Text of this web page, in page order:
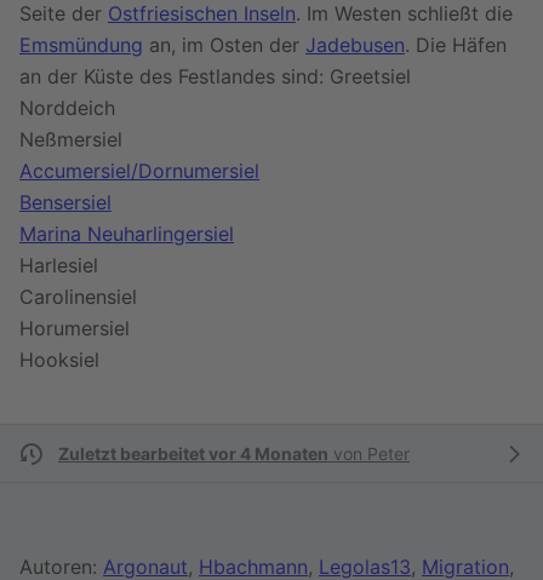
Seite der Ostfriesischen Inseln. Im Westen schließt die
Emsmündung an, im Osten der Jadebusen. Die Häfen
an der Küste des Festlandes sind: Greetsiel
Norddeich
Neßmersiel
Accumersiel/Dornumersiel
Bensersiel
Marina Neuharlingersiel
Harlesiel
Carolinensiel
Horumersiel
Hooksiel
Zuletzt bearbeitet vor 4 Monaten von Peter
Autoren: Argonaut, Hbachmann, Legolas13, Migration,